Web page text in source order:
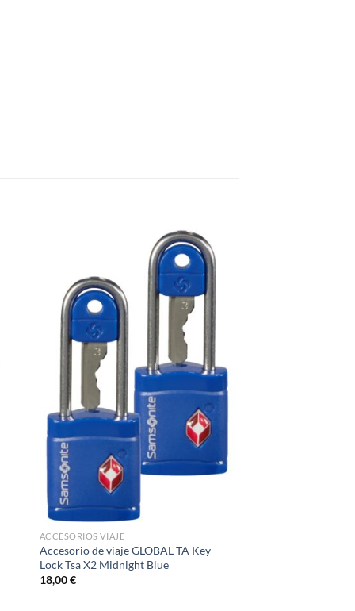
ACCESORIOS VIAJE
Accesorio de viaje GLOBAL TA Key
Lock Tsa X2 Midnight Blue
18,00€